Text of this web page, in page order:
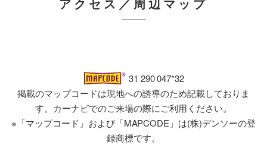
アクセス／周辺マップ
31 290 047*32
掲載のマップコードは現地への誘導のため記載しておりま
す。カーナビでのご来場の際にご利用ください。
※「マップコード」および「MAPCODE」は(株)デンソーの登
録商標です。